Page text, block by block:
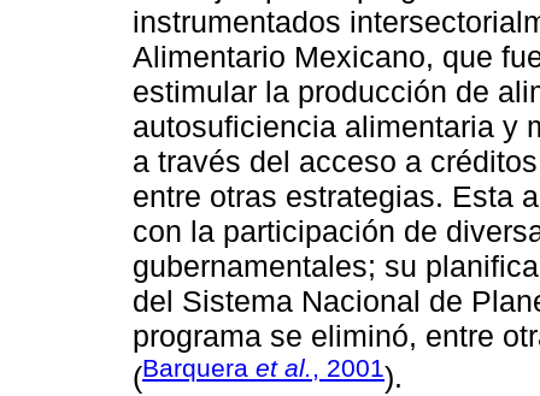
instrumentados
Alimentario Mexicano, que
estimular la producción de
autosuficiencia alimentaria y
a través del acceso a
entre otras estrategias. Esta
con la participación de
gubernamentales; su
del Sistema Nacional de
programa se eliminó, entre
(Barquera et al., 2001).